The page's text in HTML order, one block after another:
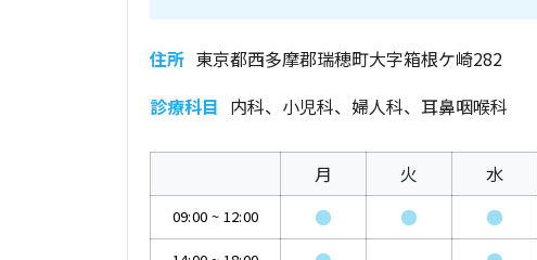
住所 東京都西多摩郡瑞穂町大字箱根ケ崎282
診療科目 内科、小児科、婦人科、耳鼻咽喉科
月 火 水
09:00 ~ 12:00 ● ● ●